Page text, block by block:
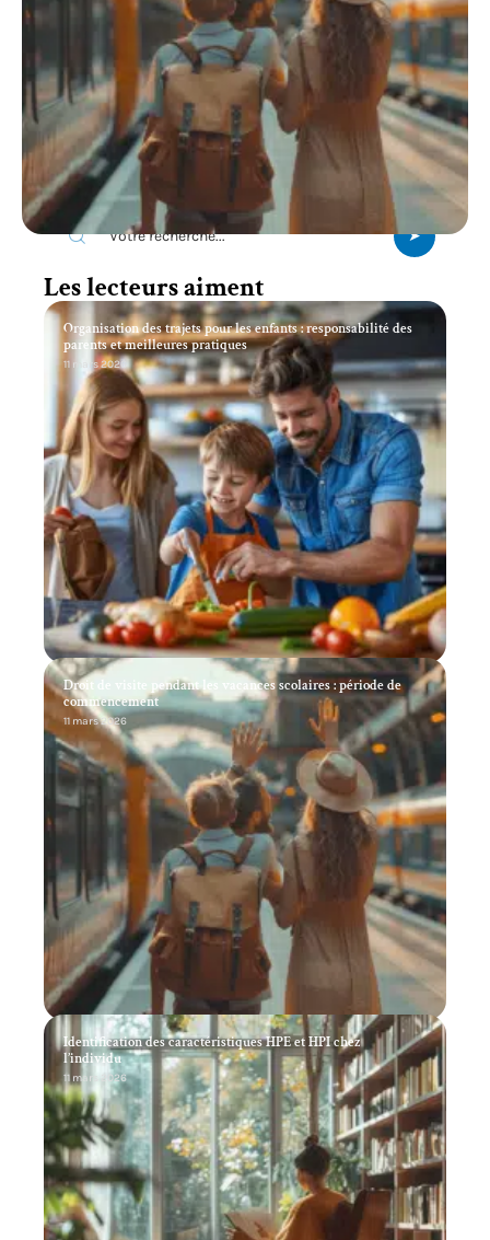
Recherche
Les lecteurs aiment
Organisation des trajets pour les enfants : responsabilité des
parents et meilleures pratiques
11 mars 2026
Droit de visite pendant les vacances scolaires : période de
commencement
11 mars 2026
Identification des caractéristiques HPE et HPI chez
l’individu
11 mars 2026